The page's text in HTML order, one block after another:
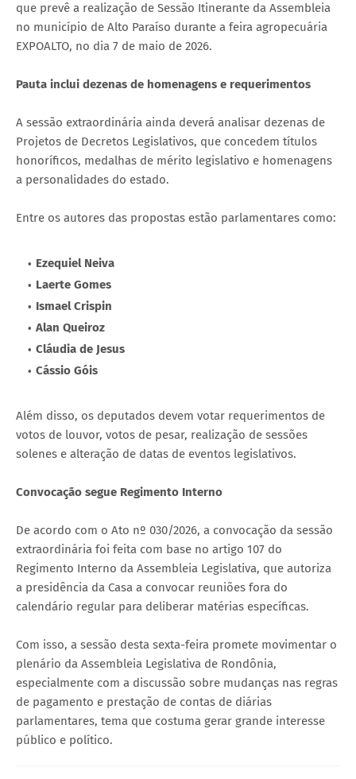
que prevê a realização de Sessão Itinerante da Assembleia
no município de Alto Paraíso durante a feira agropecuária
EXPOALTO, no dia 7 de maio de 2026.
Pauta inclui dezenas de homenagens e requerimentos
A sessão extraordinária ainda deverá analisar dezenas de
Projetos de Decretos Legislativos, que concedem títulos
honoríficos, medalhas de mérito legislativo e homenagens
a personalidades do estado.
Entre os autores das propostas estão parlamentares como:
Ezequiel Neiva
Laerte Gomes
Ismael Crispin
Alan Queiroz
Cláudia de Jesus
Cássio Góis
Além disso, os deputados devem votar requerimentos de
votos de louvor, votos de pesar, realização de sessões
solenes e alteração de datas de eventos legislativos.
Convocação segue Regimento Interno
De acordo com o Ato nº 030/2026, a convocação da sessão
extraordinária foi feita com base no artigo 107 do
Regimento Interno da Assembleia Legislativa, que autoriza
a presidência da Casa a convocar reuniões fora do
calendário regular para deliberar matérias específicas.
Com isso, a sessão desta sexta-feira promete movimentar o
plenário da Assembleia Legislativa de Rondônia,
especialmente com a discussão sobre mudanças nas regras
de pagamento e prestação de contas de diárias
parlamentares, tema que costuma gerar grande interesse
público e político.